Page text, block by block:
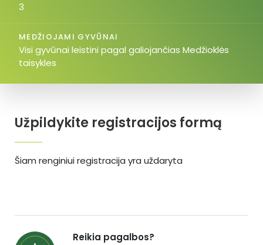
Užpildykite registracijos formą
Šiam renginiui registracija yra uždaryta
3
MEDŽIOJAMI GYVŪNAI
Visi gyvūnai leistini pagal galiojančias Medžioklės
taisykles
Reikia pagalbos?